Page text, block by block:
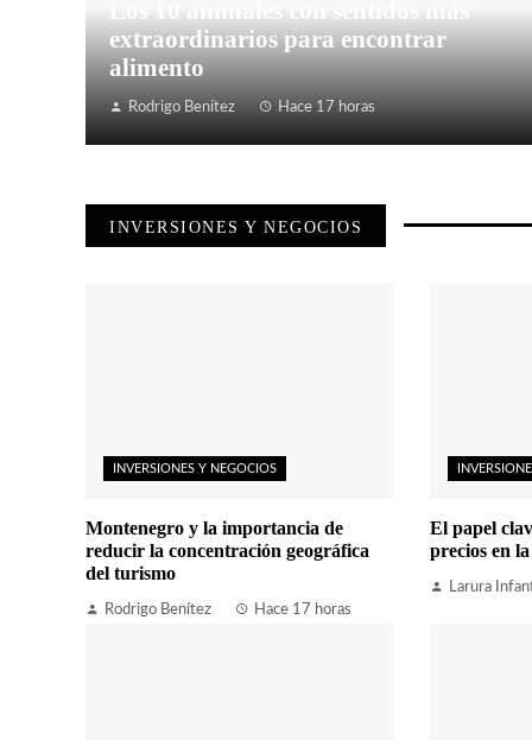
Los 10 animales con sentidos más
extraordinarios para encontrar
alimento
Rodrigo Benítez Hace 17 horas
INVERSIONES Y NEGOCIOS
INVERSIONES Y NEGOCIOS
Montenegro y la importancia de
reducir la concentración geográfica
del turismo
Rodrigo Benítez Hace 17 horas
El papel
precios en
Larura